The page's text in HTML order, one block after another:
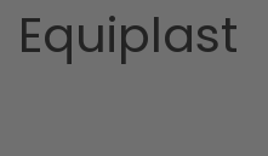
Equiplast